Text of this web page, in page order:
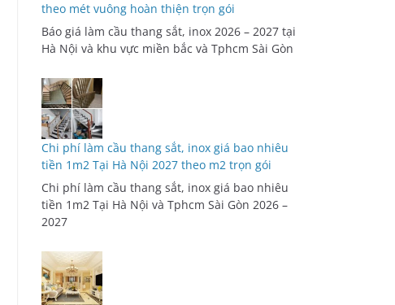
theo mét vuông hoàn thiện trọn gói
Báo giá làm cầu thang sắt, inox 2026 – 2027 tại
Hà Nội và khu vực miền bắc và Tphcm Sài Gòn
Chi phí làm cầu thang sắt, inox giá bao nhiêu
tiền 1m2 Tại Hà Nội 2027 theo m2 trọn gói
Chi phí làm cầu thang sắt, inox giá bao nhiêu
tiền 1m2 Tại Hà Nội và Tphcm Sài Gòn 2026 –
2027